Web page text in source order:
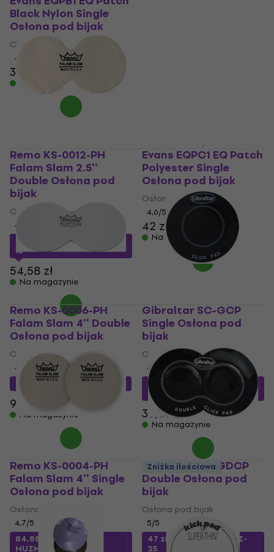
Black Nylon Single
Osłona pod bijak
Osłona pod bijak
4,6
39 zł 40 zł
Na magazynie
Remo KS-0012-PH
Falam Slam 2.5''
Double Osłona pod
bijak
Osłona pod bijak
4,7
z kodem
15
54,58 zł
Na magazynie
Evans EQPC1 EQ Patch
Polyester Single
Osłona pod bijak
Osłona pod bijak
4,6/5
42 zł
Na magazynie
Remo KS-0006-PH
Falam Slam 4'' Double
Osłona pod bijak
Osłona pod bijak
4,7
z kodem MUZMUZ-10
92,67 zł
Na magazynie
Gibraltar SC-GCP
Single Osłona pod
bijak
Osłona pod bijak
4,2
/5
28 zł
z kodem MUZMUZ-
25
38,89 zł
Na magazynie
Remo KS-0004-PH
Falam Slam 4'' Single
Osłona pod bijak
Osłona pod bijak
4,7/5
84,88 zł
z kodem
MUZMUZ-5
Gibraltar SC-GDCP
Double Osłona pod
bijak
Osłona pod bijak
5/5
47 zł z kodemMUZMUZ-
25
Zniżka ilościowa